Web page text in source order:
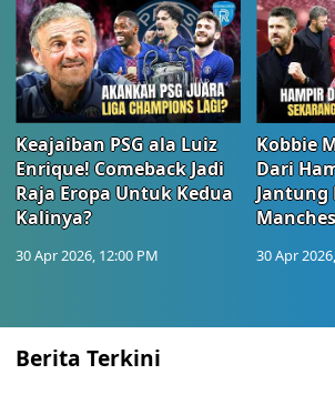
Keajaiban PSG ala Luiz
Enrique! Comeback Jadi
Raja Eropa Untuk Kedua
Kalinya?
30 Apr 2026, 12:00 PM
Kobbie
Dari
Jantung
30 Apr
Berita Terkini